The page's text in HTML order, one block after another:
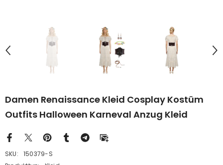
Damen Renaissance Kleid Cosplay Kostüm
Outfits Halloween Karneval Anzug Kleid
SKU:
150379-S